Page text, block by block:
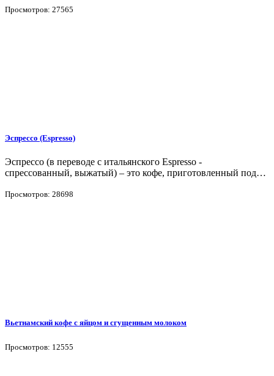
Просмотров: 27565
Эспрессо (Espresso)
Эспрессо (в переводе с итальянского Espresso -
спрессованный, выжатый) – это кофе, приготовленный под…
Просмотров: 28698
Вьетнамский кофе с яйцом и сгущенным молоком
Просмотров: 12555